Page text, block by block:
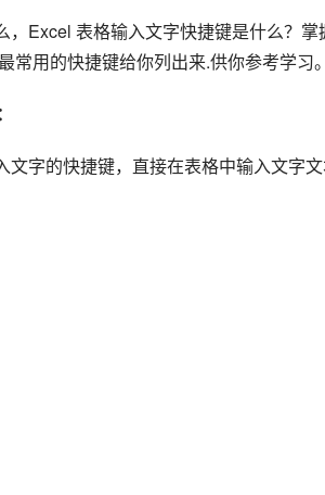
，Excel 表格输入文字快捷键是什么？
常用的快捷键给你列出来.供你参考学习。
字的快捷键，直接在表格中输入文字文